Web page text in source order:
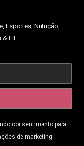
Esportes, Nutrição,
Fit.
consentimento para
de marketing.